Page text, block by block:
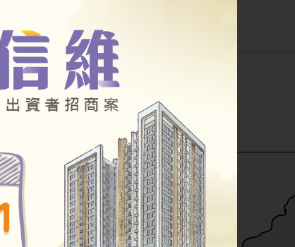
告
幸福住宅 其他房源